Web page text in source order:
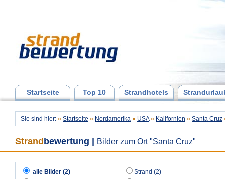
Startseite Top 10 Strandhotels
Sie sind hier: » Startseite » Nordamerika » USA » Kalifornien » Santa Cruz
Strand bewertung Bilder zum Ort "Santa Cruz"
alle Bilder (2)
Strand (2)